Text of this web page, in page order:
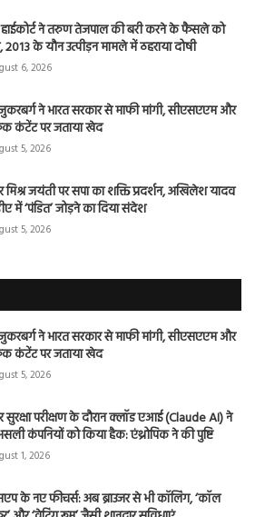
हाईकोर्ट ने तरुण तेजपाल की बरी करने के फैसले को
2013 के यौन उत्पीड़न मामले में ठहराया दोषी
6, 2026
ने भारत सरकार से माफी मांगी, सीएसएएम और
कंटेंट पर जताया खेद
5, 2026
मिश्र जयंती पर सपा का शक्ति प्रदर्शन, अखिलेश यादव
में ‘पंडित’ जोड़ने का दिया संदेश
5, 2026
ने भारत सरकार से माफी मांगी, सीएसएएम और
कंटेंट पर जताया खेद
5, 2026
सुरक्षा परीक्षण के दौरान क्लॉड एआई (Claude AI) ने
कंपनियों को किया हैक: एंथ्रोपिक ने की पुष्टि
1, 2026
के नए फीचर्स: अब ब्राउजर से भी कॉलिंग, ‘कॉल